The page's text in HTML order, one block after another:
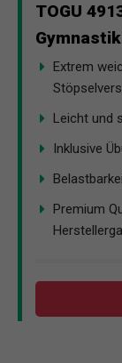
TOGU
Extrem
Leicht und
Inklusive
Premium